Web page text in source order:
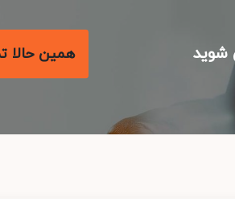
همین حالا